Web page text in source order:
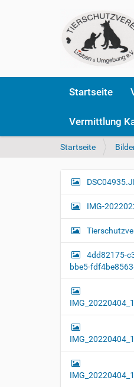
Startseite
Vermittlung
S
e
i
d
i
Startseite
N
i
g
a
t
i
o
n
IMG-
4dd82175-
bbe5-